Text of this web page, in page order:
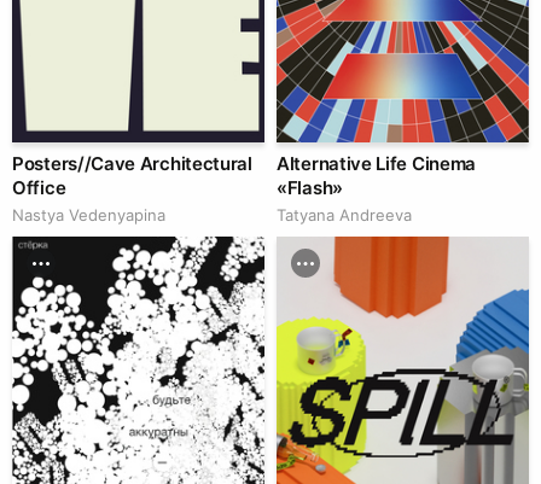
Posters//Cave Architectural
Office
Nastya Vedenyapina
Alternative Life Cinema
«Flash»
Tatyana Andreeva